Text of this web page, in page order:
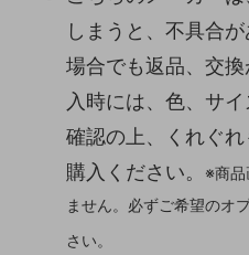
しまうと、不具合
場合でも返品、交
入時には、色、サ
確認の上、くれぐ
購入ください。
※商品
ません。必ずご希望のオ
さい。